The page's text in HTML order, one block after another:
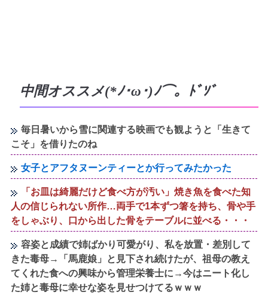
中間オススメ(*ﾉ･ω･)ﾉ⌒。ﾄﾞｿﾞ
毎日暑いから雪に関連する映画でも観ようと「生きて
こそ」を借りたのね
女子とアフタヌーンティーとか行ってみたかった
「お皿は綺麗だけど食べ方が汚い」焼き魚を食べた知
人の信じられない所作…両手で1本ずつ箸を持ち、骨や手
をしゃぶり、口から出した骨をテーブルに並べる・・・
容姿と成績で姉ばかり可愛がり、私を放置・差別して
きた毒母→「馬鹿娘」と見下され続けたが、祖母の教え
てくれた食への興味から管理栄養士に→今はニート化し
た姉と毒母に幸せな姿を見せつけてるｗｗｗ